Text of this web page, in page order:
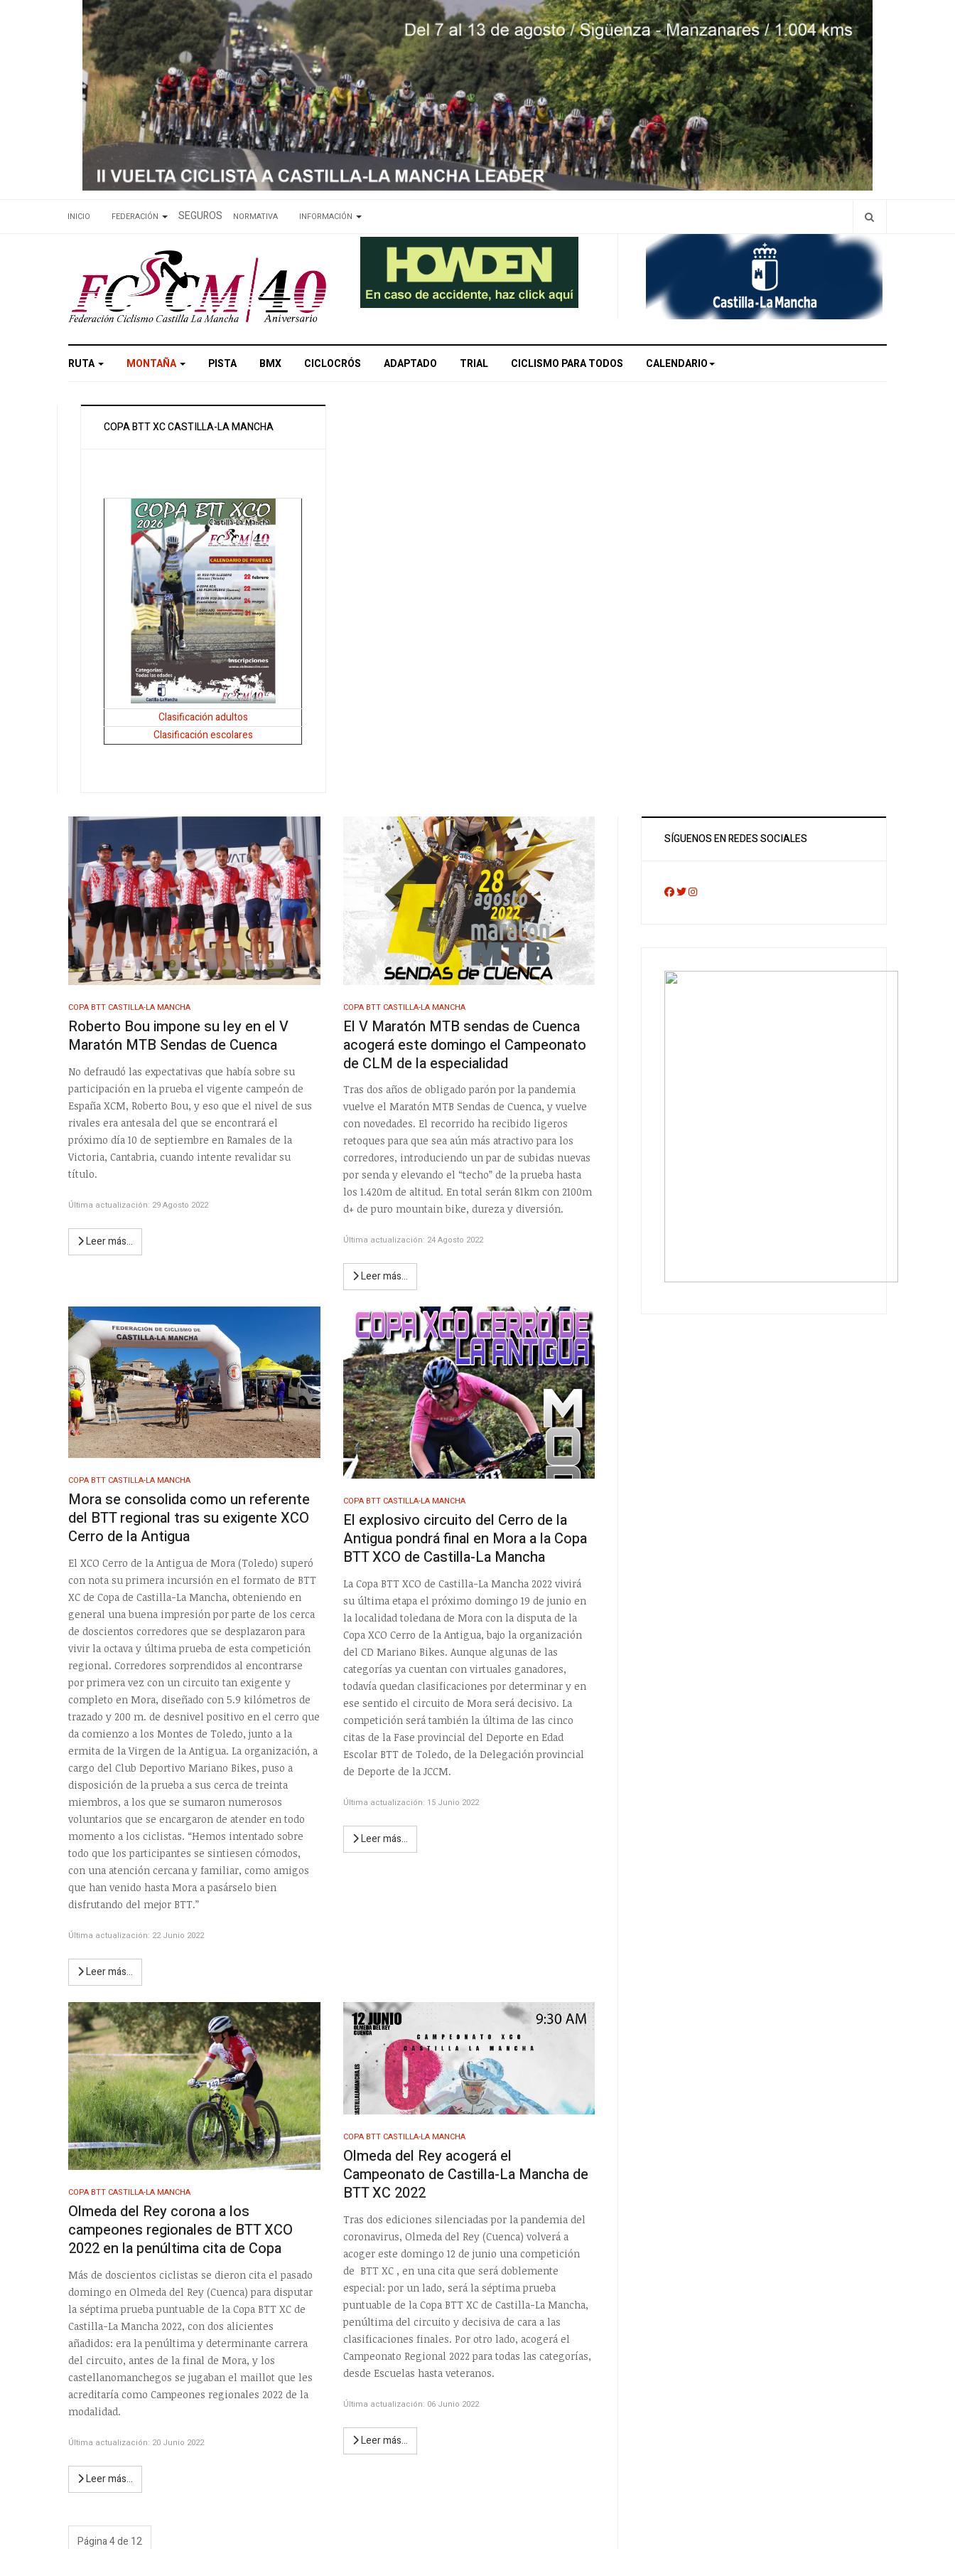
INICIO FEDERACIÓN SEGUROS NORMATIVA INFORMACIÓN
RUTA MONTAÑA PISTA BMX CICLOCRÓS ADAPTADO TRIAL CICLISMO PARA TODOS CALENDARIO
COPA BTT XC CASTILLA-LA MANCHA
Clasificación adultos
Clasificación escolares
COPA BTT CASTILLA-LA MANCHA
Roberto Bou impone su ley en el V
Maratón MTB Sendas de Cuenca
No defraudó las expectativas que había sobre su
participación en la prueba el vigente campeón de
España XCM, Roberto Bou, y eso que el nivel de sus
rivales era antesala del que se encontrará el
próximo día 10 de septiembre en Ramales de la
Victoria, Cantabria, cuando intente revalidar su
título.
Última actualización: 29 Agosto 2022
Leer más…
COPA BTT CASTILLA-LA MANCHA
El V Maratón MTB sendas de Cuenca
acogerá este domingo el Campeonato
de CLM de la especialidad
Tras dos años de obligado parón por la pandemia
vuelve el Maratón MTB Sendas de Cuenca, y vuelve
con novedades. El recorrido ha recibido ligeros
retoques para que sea aún más atractivo para los
corredores, introduciendo un par de subidas nuevas
por senda y elevando el “techo” de la prueba hasta
los 1.420m de altitud. En total serán 81km con 2100m
d+ de puro mountain bike, dureza y diversión.
Última actualización: 24 Agosto 2022
Leer más…
COPA BTT CASTILLA-LA MANCHA
Mora se consolida como un referente
del BTT regional tras su exigente XCO
Cerro de la Antigua
El XCO Cerro de la Antigua de Mora (Toledo) superó
con nota su primera incursión en el formato de BTT
XC de Copa de Castilla-La Mancha, obteniendo en
general una buena impresión por parte de los cerca
de doscientos corredores que se desplazaron para
vivir la octava y última prueba de esta competición
regional. Corredores sorprendidos al encontrarse
por primera vez con un circuito tan exigente y
completo en Mora, diseñado con 5.9 kilómetros de
trazado y 200 m. de desnivel positivo en el cerro que
da comienzo a los Montes de Toledo, junto a la
ermita de la Virgen de la Antigua. La organización, a
cargo del Club Deportivo Mariano Bikes, puso a
disposición de la prueba a sus cerca de treinta
miembros, a los que se sumaron numerosos
voluntarios que se encargaron de atender en todo
momento a los ciclistas. “Hemos intentado sobre
todo que los participantes se sintiesen cómodos,
con una atención cercana y familiar, como amigos
que han venido hasta Mora a pasárselo bien
disfrutando del mejor BTT.”
Última actualización: 22 Junio 2022
Leer más…
COPA BTT CASTILLA-LA MANCHA
El explosivo circuito del Cerro de la
Antigua pondrá final en Mora a la Copa
BTT XCO de Castilla-La Mancha
La Copa BTT XCO de Castilla-La Mancha 2022 vivirá
su última etapa el próximo domingo 19 de junio en
la localidad toledana de Mora con la disputa de la
Copa XCO Cerro de la Antigua, bajo la organización
del CD Mariano Bikes. Aunque algunas de las
categorías ya cuentan con virtuales ganadores,
todavía quedan clasificaciones por determinar y en
ese sentido el circuito de Mora será decisivo. La
competición será también la última de las cinco
citas de la Fase provincial del Deporte en Edad
Escolar BTT de Toledo, de la Delegación provincial
de Deporte de la JCCM.
Última actualización: 15 Junio 2022
Leer más…
COPA BTT CASTILLA-LA MANCHA
Olmeda del Rey corona a los
campeones regionales de BTT XCO
2022 en la penúltima cita de Copa
Más de doscientos ciclistas se dieron cita el pasado
domingo en Olmeda del Rey (Cuenca) para disputar
la séptima prueba puntuable de la Copa BTT XC de
Castilla-La Mancha 2022, con dos alicientes
añadidos: era la penúltima y determinante carrera
del circuito, antes de la final de Mora, y los
castellanomanchegos se jugaban el maillot que les
acreditaría como Campeones regionales 2022 de la
modalidad.
Última actualización: 20 Junio 2022
Leer más…
COPA BTT CASTILLA-LA MANCHA
Olmeda del Rey acogerá el
Campeonato de Castilla-La Mancha de
BTT XC 2022
Tras dos ediciones silenciadas por la pandemia del
coronavirus, Olmeda del Rey (Cuenca) volverá a
acoger este domingo 12 de junio una competición
de BTT XC , en una cita que será doblemente
especial: por un lado, será la séptima prueba
puntuable de la Copa BTT XC de Castilla-La Mancha,
penúltima del circuito y decisiva de cara a las
clasificaciones finales. Por otro lado, acogerá el
Campeonato Regional 2022 para todas las categorías,
desde Escuelas hasta veteranos.
Última actualización: 06 Junio 2022
Leer más…
Página 4 de 12
SÍGUENOS EN REDES SOCIALES